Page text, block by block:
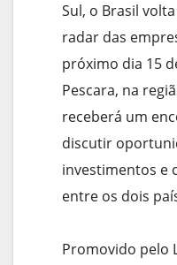
Sul, o Brasil
radar das
próximo dia 15
Pescara, na
receberá um
discutir
investimentos e
entre os dois
Promovido pelo